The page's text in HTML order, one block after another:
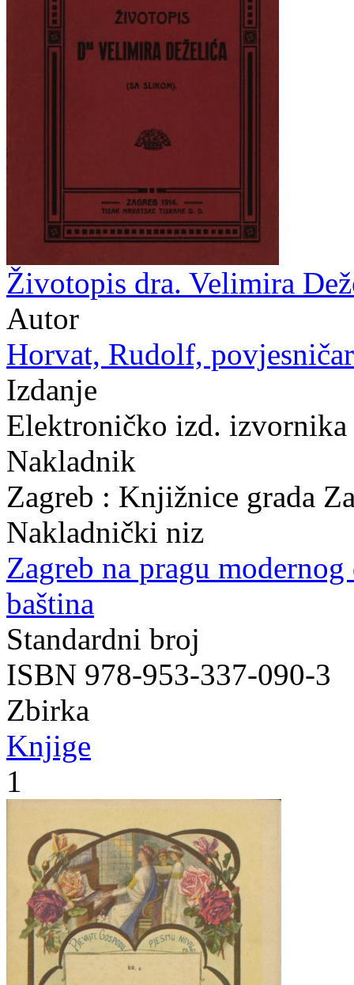
Životopis dra. Velimira
Autor
Horvat, Rudolf,
Izdanje
Elektroničko izd.
Nakladnik
Zagreb : Knjižnice grada
Nakladnički niz
Zagreb na pragu modernog
baština
Standardni broj
ISBN 978-953-337-090-3
Zbirka
Knjige
1